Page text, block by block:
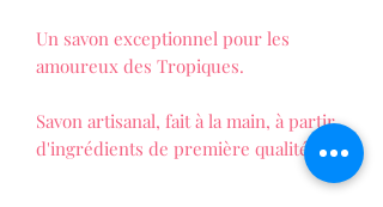
Un savon exceptionnel pour les
amoureux des Tropiques.
Savon artisanal, fait à la main, à partir
d'ingrédients de première qualité.